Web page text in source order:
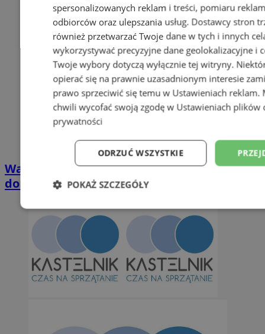
Wakacyjny wypoczynek nad Bałtykiem w
domkach Szmaragdowe Morze
spersonalizowanych reklam i treści, pomiaru
odbiorców oraz ulepszania usług. Dostawcy stron
również przetwarzać Twoje dane w tych i innych
wykorzystywać precyzyjne dane geolokalizacyjne i
Twoje wybory dotyczą wyłącznie tej witryny.
opierać się na prawnie uzasadnionym interesie
prawo sprzeciwić się temu w Ustawieniach reklam.
chwili wycofać swoją zgodę w Ustawieniach plików
prywatności
ODRZUĆ WSZYSTKIE
POKAŻ SZCZEGÓŁY
Niezbędne Wydajność
Niesklasyfikowane